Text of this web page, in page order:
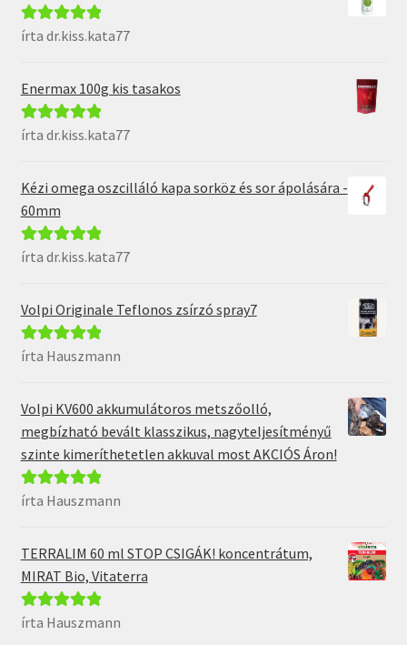
Értékelés:5 /
írta dr.kiss.kata77
Enermax 100g kis tasakos
Értékelés:5 /
írta dr.kiss.kata77
Kézi omega oszcilláló kapa sorköz és sor ápolására -
60mm
Értékelés:5 /
írta dr.kiss.kata77
Volpi Originale Teflonos zsírzó spray7
Értékelés:5/
írta Hauszmann
Volpi KV600 akkumulátoros metszőolló,
megbízható bevált klasszikus, nagyteljesítményű
szinte kimeríthetetlen akkuval most AKCIÓS Áron!
Értékelés:5/
írta Hauszmann
TERRALIM 60 ml STOP CSIGÁK! koncentrátum,
MIRAT Bio, Vitaterra
Értékelés:5/
írta Hauszmann